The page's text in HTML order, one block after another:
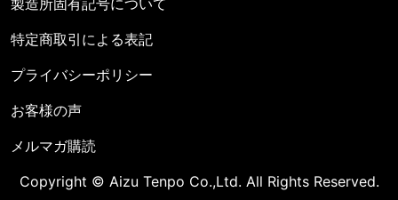
製造所固有記号について
特定商取引による表記
プライバシーポリシー
お客様の声
メルマガ購読
Copyright © Aizu Tenpo Co.,Ltd. All Rights Reserved.